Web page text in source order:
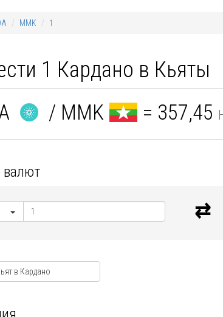
MMK 1
1 Кардано в Кьяты
/ MMK = 357,45
валют
в Кардано